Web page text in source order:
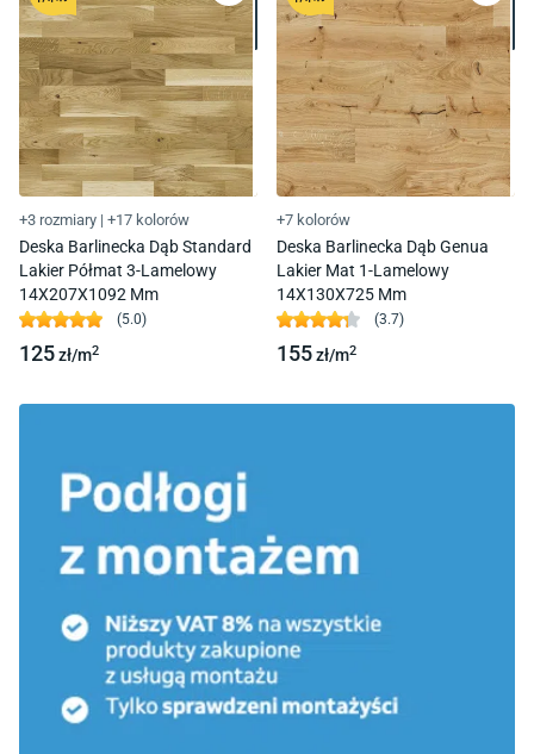
+3 rozmiary | +17 kolorów
Deska Barlinecka Dąb Standard
Lakier Półmat 3-Lamelowy
14X207X1092 Mm
(5.0)
125zł/m2
+7 kolorów
Deska Barlinecka Dąb Genua
Lakier Mat 1-Lamelowy
14X130X725 Mm
(3.7)
155zł/m2